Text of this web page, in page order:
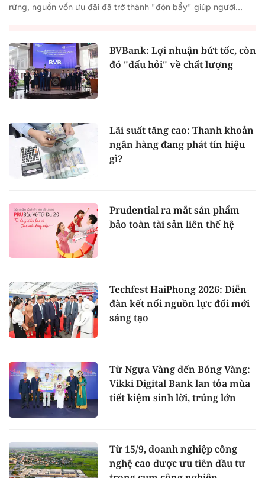
rừng, nguồn vốn ưu đãi đã trở thành "đòn bẩy" giúp người...
BVBank: Lợi nhuận bứt tốc, còn
đó "dấu hỏi" về chất lượng
Lãi suất tăng cao: Thanh khoản
ngân hàng đang phát tín hiệu
gì?
Prudential ra mắt sản phẩm
bảo toàn tài sản liên thế hệ
Techfest HaiPhong 2026: Diễn
đàn kết nối nguồn lực đổi mới
sáng tạo
Từ Ngựa Vàng đến Bóng Vàng:
Vikki Digital Bank lan tỏa mùa
tiết kiệm sinh lời, trúng lớn
Từ 15/9, doanh nghiệp công
nghệ cao được ưu tiên đầu tư